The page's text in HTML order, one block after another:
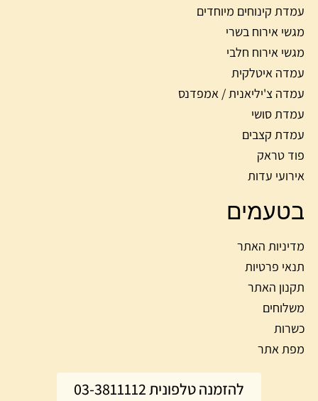
עמדת קינוחים מיוחדים
מגשי אירוח בשרי
מגשי אירוח חלבי
עמדה איטלקית
עמדה צ'יליאנית / אמפדנס
עמדת סושי
עמדת קצבים
פוד טראק
אירועי עדות
בטעמים
מדיניות האתר
תנאי פרטיות
תקנון האתר
משלוחים
כשרות
מפת אתר
להזמנה טלפונית 03-3811112